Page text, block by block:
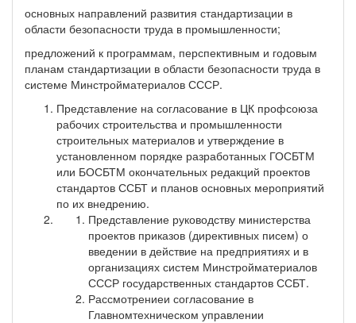
основных направлений развития стандартизации в
области безопасности труда в промышленности;
предложений к программам, перспективным и годовым
планам стандартизации в области безопасности труда в
системе Минстройматериалов СССР.
Представление на согласование в ЦК профсоюза
рабочих строительства и промышленности
строительных материалов и утверждение в
установленном порядке разработанных ГОСБТМ
или БОСБТМ окончательных редакций проектов
стандартов ССБТ и планов основных мероприятий
по их внедрению.
Представление руководству министерства
проектов приказов (директивных писем) о
введении в действие на предприятиях и в
организациях систем Минстройматериалов
СССР государственных стандартов ССБТ.
Рассмотрениеи согласование в
Главномтехническом управлении